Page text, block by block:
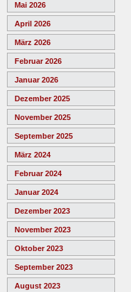
Mai 2026
April 2026
März 2026
Februar 2026
Januar 2026
Dezember 2025
November 2025
September 2025
März 2024
Februar 2024
Januar 2024
Dezember 2023
November 2023
Oktober 2023
September 2023
August 2023